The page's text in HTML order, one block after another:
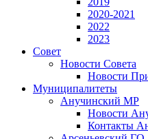
2020-2021
2022
2023
Совет
Новости Совета
Новости
Муниципалитеты
Анучинский МР
Новости
Контакты